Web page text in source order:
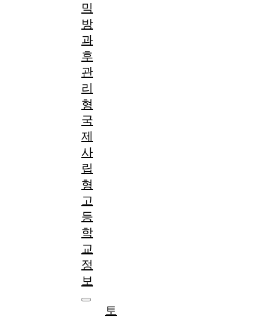
믹
방
과
후
관
리
형
국
제
사
립
형
고
등
학
교
정
보
토